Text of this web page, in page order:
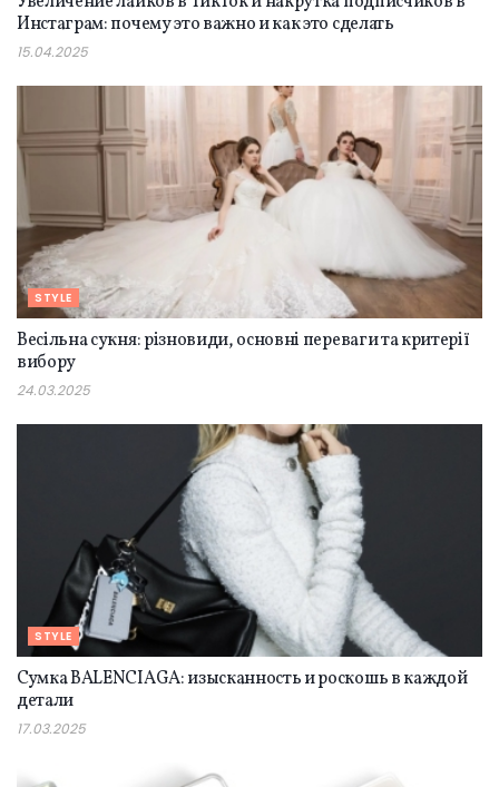
Инстаграм: почему это важно и как это сделать
15.04.2025
STYLE
Весільна сукня: різновиди, основні переваги та критерії
вибору
24.03.2025
STYLE
Сумка BALENCIAGA: изысканность и роскошь в каждой
детали
17.03.2025